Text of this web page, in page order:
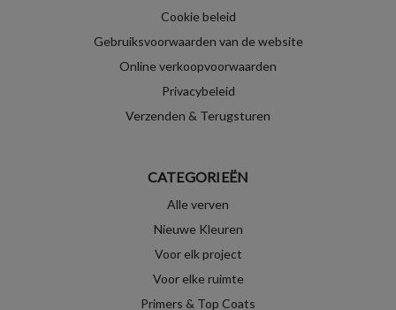
Cookie beleid
Gebruiksvoorwaarden van de website
Online verkoopvoorwaarden
Privacybeleid
Verzenden & Terugsturen
CATEGORIEËN
Alle verven
Nieuwe Kleuren
Voor elk project
Voor elke ruimte
Primers & Top Coats